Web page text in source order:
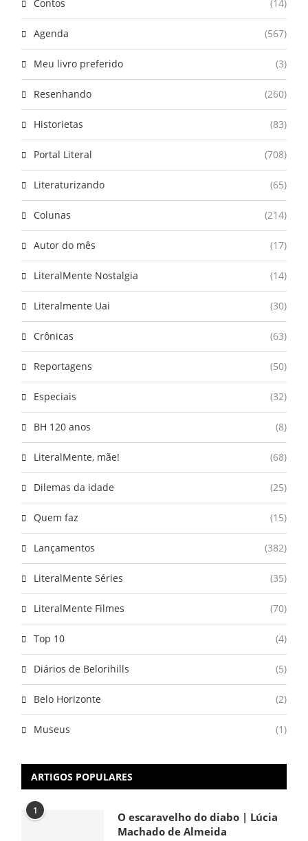
Contos (14)
Agenda (567)
Meu livro preferido (3)
Resenhando (260)
Historietas (83)
Portal Literal (708)
Literaturizando (65)
Colunas (214)
Autor do mês (17)
LiteralMente Nostalgia (14)
Literalmente Uai (30)
Crônicas (63)
Reportagens (50)
Especiais (32)
BH 120 anos (8)
LiteralMente, mãe! (68)
Dilemas da idade (25)
Quem faz (15)
Lançamentos (382)
LiteralMente Séries (35)
LiteralMente Filmes (70)
Top 10 (4)
Diários de Belorihills (5)
Belo Horizonte (2)
Museus (1)
ARTIGOS POPULARES
1
O escaravelho do diabo | Lúcia
Machado de Almeida